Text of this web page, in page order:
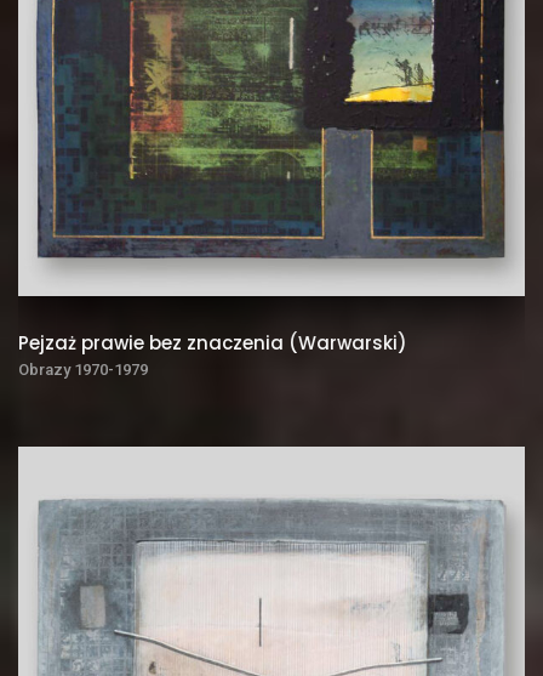
Pejzaż prawie bez znaczenia (Warwarski)
Obrazy 1970-1979